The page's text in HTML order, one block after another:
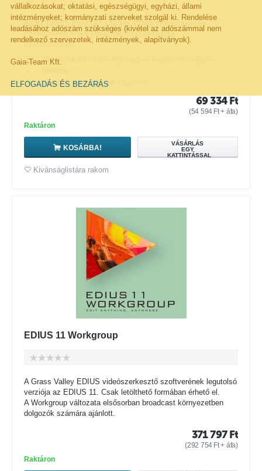
vállalkozásokat; oktatási, egészségügyi, egyházi, állami
intézményeket; kormányzati szerveket szolgál ki. Rendelése
leadásához adószám szükséges (kivétel az adószámmal nem
rendelkező szervezetek, intézmények, alapítványok).
Gaia-Team Kft.
ELFOGADÁS ÉS BEZÁRÁS
Az EDIUS 11 Pro EDU a Grass Valley professzionális
szoftverének teljes értékű oktatási változata.
Felhasználható:
felsőoktatási intézmény nappali tagozatos hallgatói
oktatási intézmények számára
69 334 Ft
(54 594 Ft+ áfa)
Raktáron
KOSÁRBA!
VÁSÁRLÁS
EGY
KATTINTÁSSAL
Kivánságlistára rakom
EDIUS 11 Workgroup
A Grass Valley EDIUS videószerkesztő szoftverének legutolsó
verziója az EDIUS 11. Csak letölthető formában érhető el.
A Workgroup változata elsősorban broadcast környezetben
dolgozók számára ajánlott.
371 797 Ft
(292 754 Ft+ áfa)
Raktáron